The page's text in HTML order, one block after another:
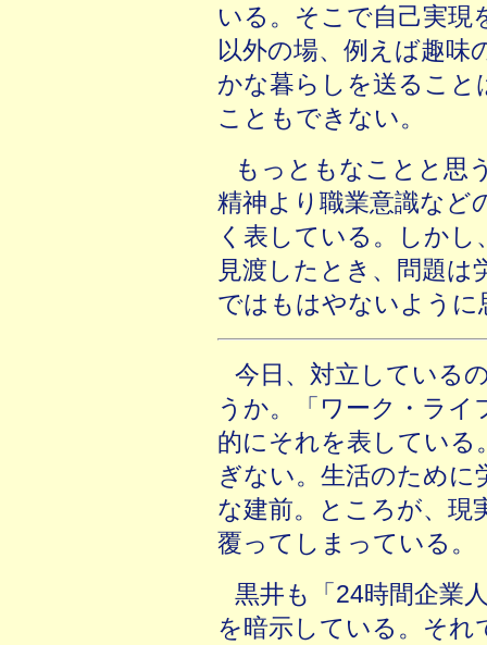
いる。そこで自己実
以外の場、例えば趣味
かな暮らしを送ること
こともできない。
もっともなことと思
精神より職業意識など
く表している。しかし
見渡したとき、問題は
ではもはやないように
今日、対立している
うか。「ワーク・ラ
的にそれを表している
ぎない。生活のために
な建前。ところが、現
覆ってしまっている。
黒井も「24時間企業
を暗示している。それ